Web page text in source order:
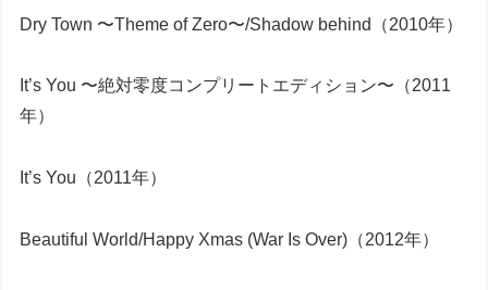
Dry Town 〜Theme of Zero〜/Shadow behind（2010年）
It’s You 〜絶対零度コンプリートエディション〜（2011
年）
It’s You（2011年）
Beautiful World/Happy Xmas (War Is Over)（2012年）